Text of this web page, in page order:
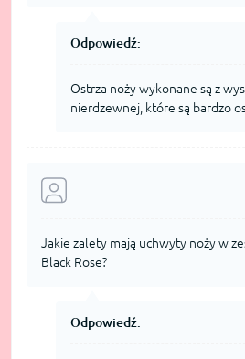
Odpowiedź:
Ostrza noży wykonane są z
nierdzewnej, które są bardzo
Jakie zalety mają uchwyty noży w
Black Rose?
Odpowiedź: